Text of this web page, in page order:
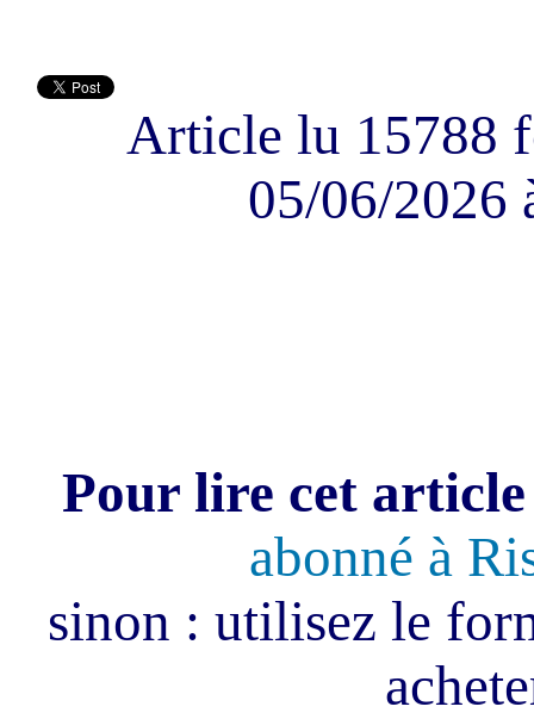
Article lu 15788
05/06/2026
Pour lire cet
abonné à
sinon : utilisez le